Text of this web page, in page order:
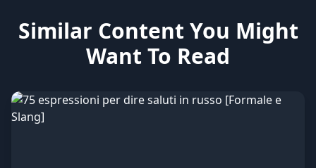
Similar Content You Might
Want To Read